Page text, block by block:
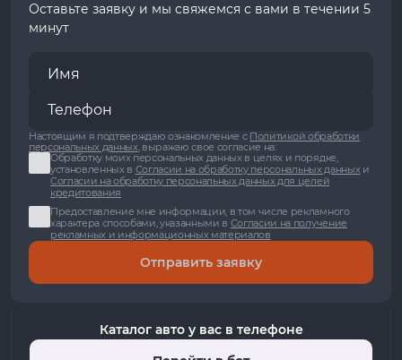
Оставьте заявку и мы свяжемся с вами в течении 5
минут
Настоящим я подтверждаю ознакомление с Политикой обработки
персональных данных, выражаю свое согласие на:
Обработку моих персональных данных в целях и порядке,
установленных в Согласии на обработку персональных данныхи
Согласии на обработку персональных данных для целей
кредитования
Предоставление мне информации, в том числе рекламного
характера способами, указанными в Согласии на получение
рекламных и информационных материалов
Отправить заявку
Каталог авто у вас в телефоне